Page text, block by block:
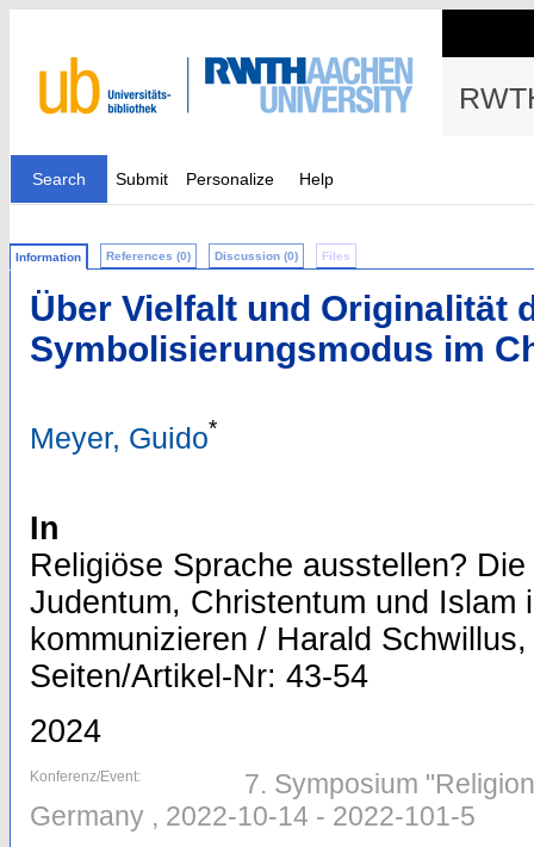
Search Submit Personalize Help
Information References (0) Discussion (0) Files
Über Vielfalt und Originalität
Symbolisierungsmodus im
Meyer, Guido*
In
Religiöse Sprache ausstellen?
Judentum, Christentum und Islam
kommunizieren / Harald
Seiten/Artikel-Nr: 43-54
2024
Konferenz/Event:
7. Symposium
Germany , 2022-10-14 - 2022-101-5